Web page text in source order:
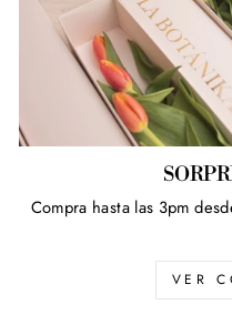
Compra hasta las 3pm
VER